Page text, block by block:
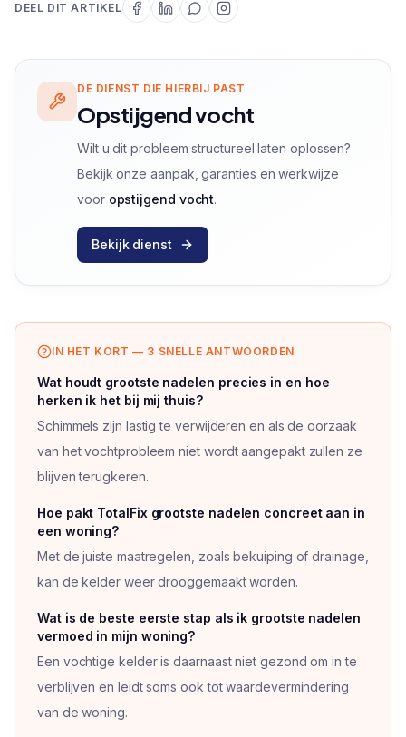
DEEL DIT ARTIKEL
DE DIENST DIE HIERBIJ PAST
Opstijgend vocht
Wilt u dit probleem structureel laten oplossen?
Bekijk onze aanpak, garanties en werkwijze
voor opstijgend vocht.
Bekijk dienst
IN HET KORT — 3 SNELLE ANTWOORDEN
Wat houdt grootste nadelen precies in en hoe
herken ik het bij mij thuis?
Schimmels zijn lastig te verwijderen en als de oorzaak
van het vochtprobleem niet wordt aangepakt zullen ze
blijven terugkeren.
Hoe pakt TotalFix grootste nadelen concreet aan in
een woning?
Met de juiste maatregelen, zoals bekuiping of drainage,
kan de kelder weer drooggemaakt worden.
Wat is de beste eerste stap als ik grootste nadelen
vermoed in mijn woning?
Een vochtige kelder is daarnaast niet gezond om in te
verblijven en leidt soms ook tot waardevermindering
van de woning.